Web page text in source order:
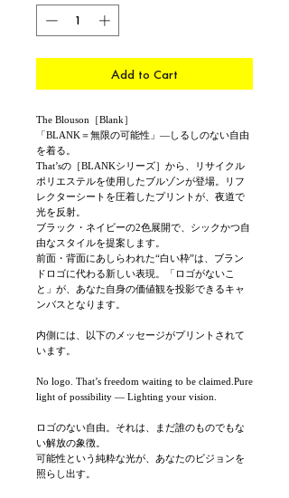
Add to Cart
The Blouson［Blank］
「BLANK＝無限の可能性」—しるしのない自由
を着る。
That’sの［BLANKシリーズ］から、リサイクル
ポリエステルを使用したブルゾンが登場。リフ
レクターシートを圧着したプリントが、夜道で
光を反射。
ブラック・ネイビーの2色展開で、シックかつ自
由なスタイルを提案します。
前面・背面にあしらわれた“白い枠”は、ブラン
ドロゴに代わる新しい表現。「ロゴがないこ
と」が、あなた自身の価値観を投影できるキャ
ンバスとなります。
内側には、以下のメッセージがプリントされて
います。
No logo. That’s freedom waiting to be claimed.Pure
light of possibility — Lighting your vision.
ロゴのない自由。それは、まだ誰のものでもな
い解放の象徴。
可能性という純粋な光が、あなたのビジョンを
照らし出す。